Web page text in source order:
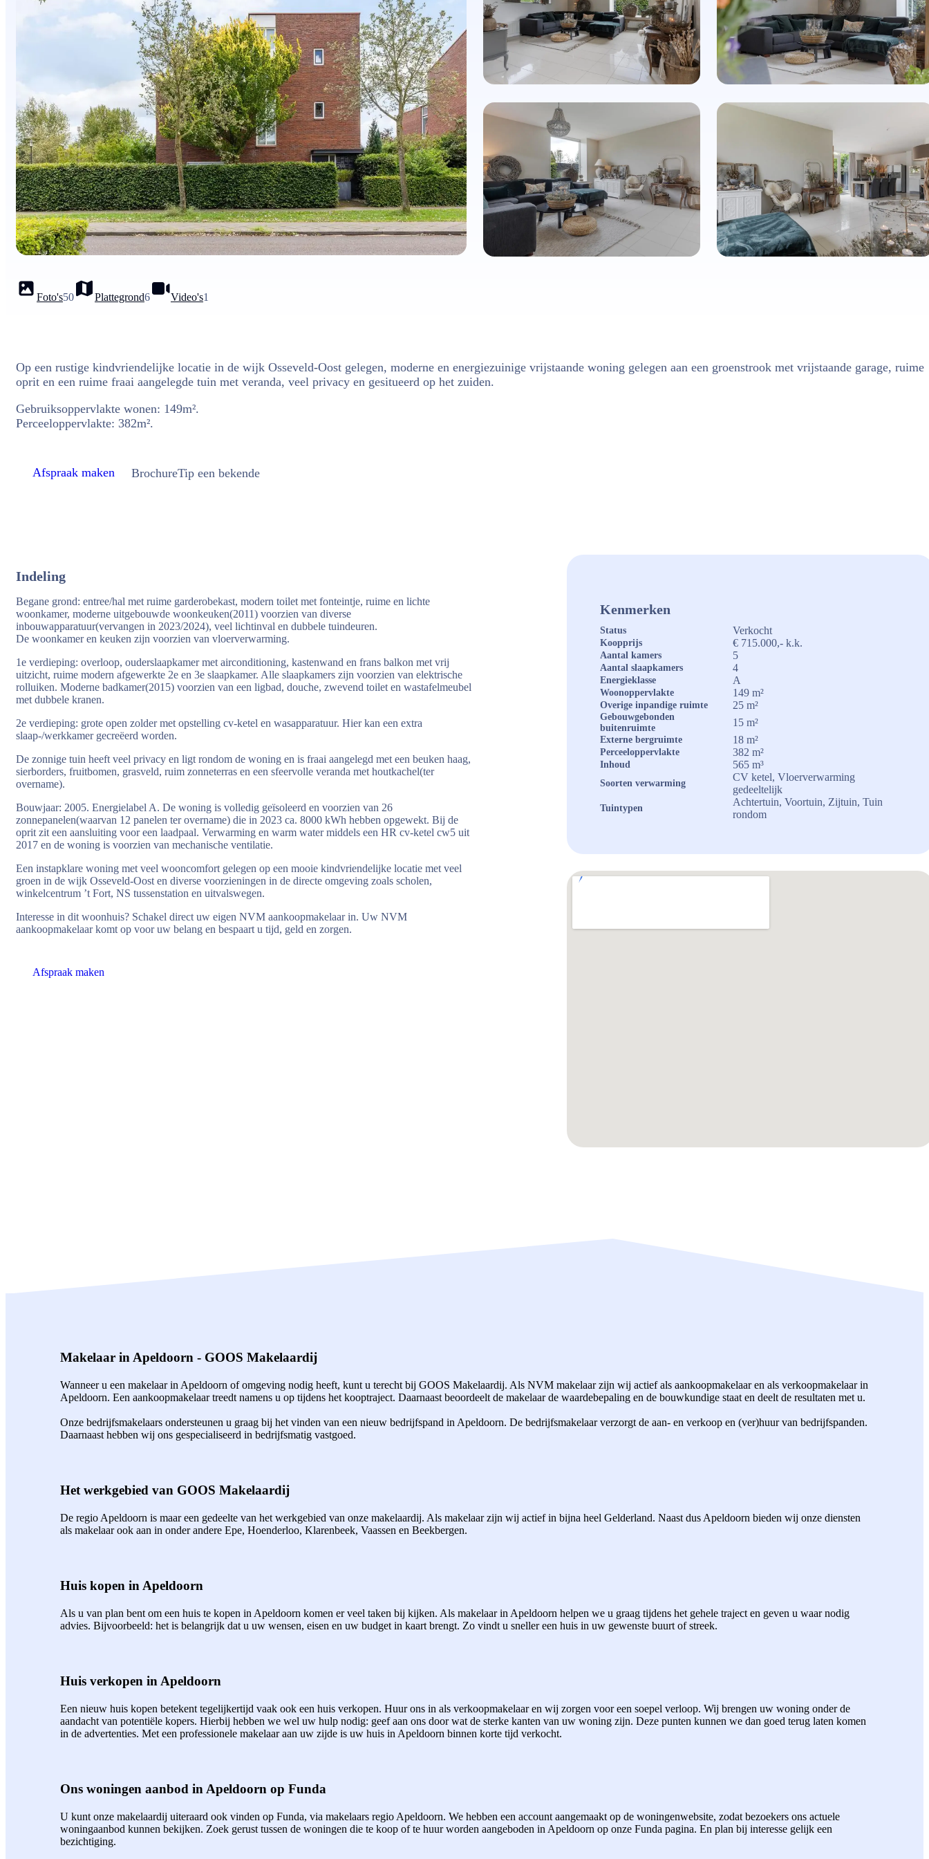
Foto's50 Plattegrond6 Video's1
Op een rustige kindvriendelijke locatie in de wijk Osseveld-Oost gelegen, moderne en energiezuinige vrijstaande woning gelegen aan een groenstrook met vrijstaande garage, ruime
oprit en een ruime fraai aangelegde tuin met veranda, veel privacy en gesitueerd op het zuiden.
Gebruiksoppervlakte wonen: 149m².
Perceeloppervlakte: 382m².
Afspraak maken BrochureTip een bekende
Indeling
Begane grond: entree/hal met ruime garderobekast, modern toilet met fonteintje, ruime en lichte
woonkamer, moderne uitgebouwde woonkeuken(2011) voorzien van diverse
inbouwapparatuur(vervangen in 2023/2024), veel lichtinval en dubbele tuindeuren.
De woonkamer en keuken zijn voorzien van vloerverwarming.
1e verdieping: overloop, ouderslaapkamer met airconditioning, kastenwand en frans balkon met vrij
uitzicht, ruime modern afgewerkte 2e en 3e slaapkamer. Alle slaapkamers zijn voorzien van elektrische
rolluiken. Moderne badkamer(2015) voorzien van een ligbad, douche, zwevend toilet en wastafelmeubel
met dubbele kranen.
2e verdieping: grote open zolder met opstelling cv-ketel en wasapparatuur. Hier kan een extra
slaap-/werkkamer gecreëerd worden.
De zonnige tuin heeft veel privacy en ligt rondom de woning en is fraai aangelegd met een beuken haag,
sierborders, fruitbomen, grasveld, ruim zonneterras en een sfeervolle veranda met houtkachel(ter
overname).
Bouwjaar: 2005. Energielabel A. De woning is volledig geïsoleerd en voorzien van 26
zonnepanelen(waarvan 12 panelen ter overname) die in 2023 ca. 8000 kWh hebben opgewekt. Bij de
oprit zit een aansluiting voor een laadpaal. Verwarming en warm water middels een HR cv-ketel cw5 uit
2017 en de woning is voorzien van mechanische ventilatie.
Een instapklare woning met veel wooncomfort gelegen op een mooie kindvriendelijke locatie met veel
groen in de wijk Osseveld-Oost en diverse voorzieningen in de directe omgeving zoals scholen,
winkelcentrum ’t Fort, NS tussenstation en uitvalswegen.
Interesse in dit woonhuis? Schakel direct uw eigen NVM aankoopmakelaar in. Uw NVM
aankoopmakelaar komt op voor uw belang en bespaart u tijd, geld en zorgen.
Afspraak maken
Kenmerken
Status Verkocht
Koopprijs € 715.000,- k.k.
Aantal kamers 5
Aantal slaapkamers 4
Energieklasse A
Woonoppervlakte 149 m²
Overige inpandige ruimte 25 m²
Gebouwgebonden
buitenruimte
15 m²
Externe bergruimte 18 m²
Perceeloppervlakte 382 m²
Inhoud 565 m³
Soorten verwarming
CV ketel, Vloerverwarming
gedeeltelijk
Tuintypen
Achtertuin, Voortuin, Zijtuin, Tuin
rondom
Makelaar in Apeldoorn - GOOS Makelaardij
Wanneer u een makelaar in Apeldoorn of omgeving nodig heeft, kunt u terecht bij GOOS Makelaardij. Als NVM makelaar zijn wij actief als aankoopmakelaar en als verkoopmakelaar in
Apeldoorn. Een aankoopmakelaar treedt namens u op tijdens het kooptraject. Daarnaast beoordeelt de makelaar de waardebepaling en de bouwkundige staat en deelt de resultaten met u.
Onze bedrijfsmakelaars ondersteunen u graag bij het vinden van een nieuw bedrijfspand in Apeldoorn. De bedrijfsmakelaar verzorgt de aan- en verkoop en (ver)huur van bedrijfspanden.
Daarnaast hebben wij ons gespecialiseerd in bedrijfsmatig vastgoed.
Het werkgebied van GOOS Makelaardij
De regio Apeldoorn is maar een gedeelte van het werkgebied van onze makelaardij. Als makelaar zijn wij actief in bijna heel Gelderland. Naast dus Apeldoorn bieden wij onze diensten
als makelaar ook aan in onder andere Epe, Hoenderloo, Klarenbeek, Vaassen en Beekbergen.
Huis kopen in Apeldoorn
Als u van plan bent om een huis te kopen in Apeldoorn komen er veel taken bij kijken. Als makelaar in Apeldoorn helpen we u graag tijdens het gehele traject en geven u waar nodig
advies. Bijvoorbeeld: het is belangrijk dat u uw wensen, eisen en uw budget in kaart brengt. Zo vindt u sneller een huis in uw gewenste buurt of streek.
Huis verkopen in Apeldoorn
Een nieuw huis kopen betekent tegelijkertijd vaak ook een huis verkopen. Huur ons in als verkoopmakelaar en wij zorgen voor een soepel verloop. Wij brengen uw woning onder de
aandacht van potentiële kopers. Hierbij hebben we wel uw hulp nodig: geef aan ons door wat de sterke kanten van uw woning zijn. Deze punten kunnen we dan goed terug laten komen
in de advertenties. Met een professionele makelaar aan uw zijde is uw huis in Apeldoorn binnen korte tijd verkocht.
Ons woningen aanbod in Apeldoorn op Funda
U kunt onze makelaardij uiteraard ook vinden op Funda, via makelaars regio Apeldoorn. We hebben een account aangemaakt op de woningenwebsite, zodat bezoekers ons actuele
woningaanbod kunnen bekijken. Zoek gerust tussen de woningen die te koop of te huur worden aangeboden in Apeldoorn op onze Funda pagina. En plan bij interesse gelijk een
bezichtiging.